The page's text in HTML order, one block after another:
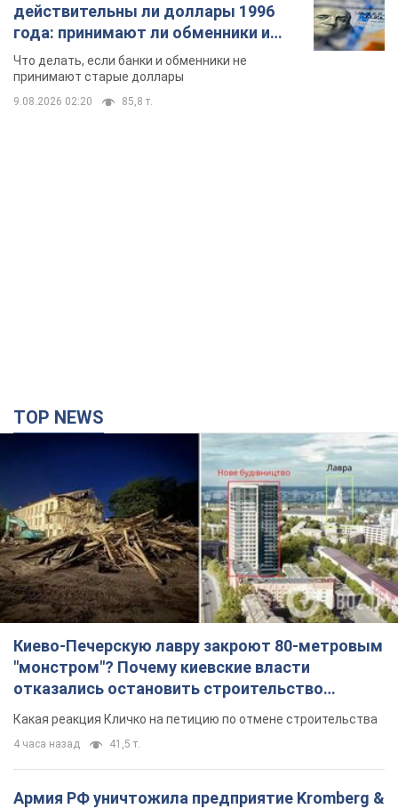
действительны ли доллары 1996
года: принимают ли обменники и
банки такие купюры
Что делать, если банки и обменники не
принимают старые доллары
9.08.2026 02:20 85,8 т.
TOP NEWS
Киево-Печерскую лавру закроют 80-метровым
"монстром"? Почему киевские власти
отказались остановить строительство
небоскреба "московского верующего"
Какая реакция Кличко на петицию по отмене строительства
4 часа назад 41,5 т.
Армия РФ уничтожила предприятие Kromberg &